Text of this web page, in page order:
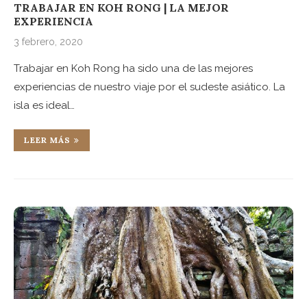
TRABAJAR EN KOH RONG | LA MEJOR
EXPERIENCIA
3 febrero, 2020
Trabajar en Koh Rong ha sido una de las mejores
experiencias de nuestro viaje por el sudeste asiático. La
isla es ideal…
LEER MÁS